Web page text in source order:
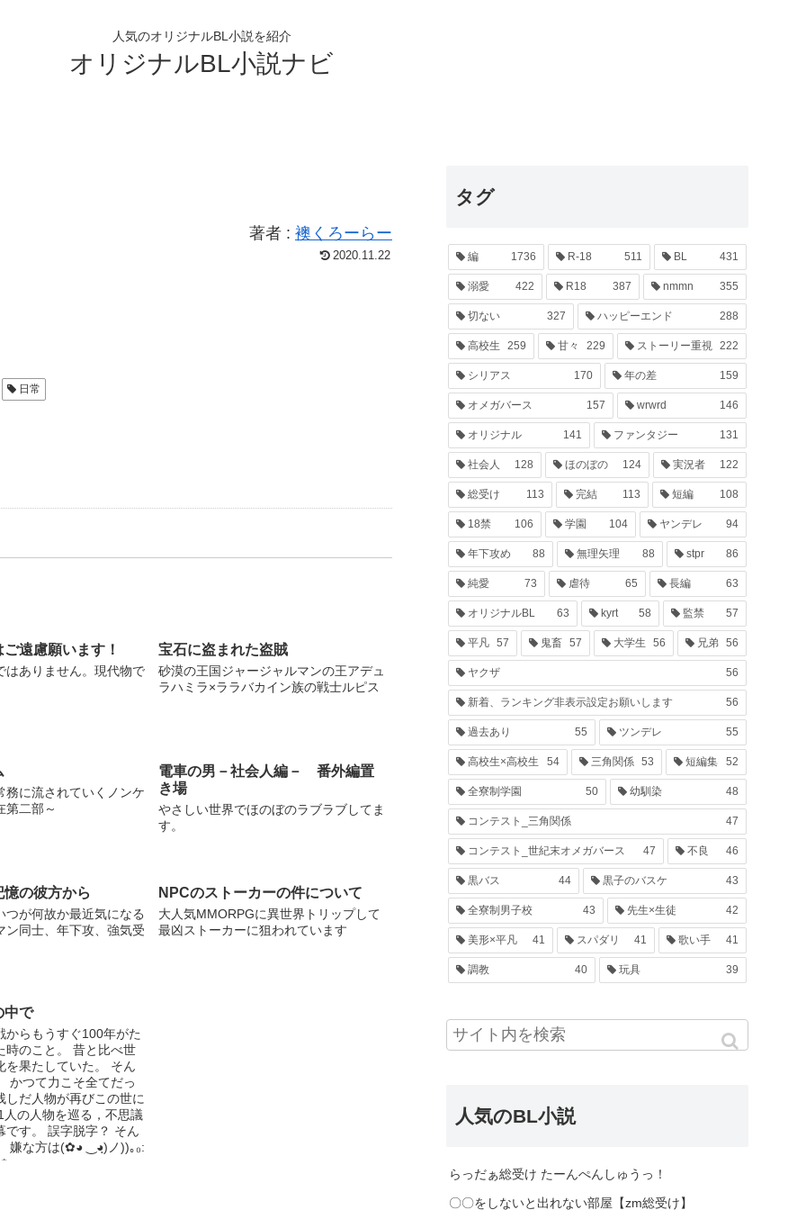
人気のオリジナルBL小説を紹介
オリジナルBL小説ナビ
著者 : 襖くろーらー
2020.11.22
日常
遠慮願います！
はありません。現代物で
宝石に盗まれた盗賊
砂漠の王国ジャージャルマンの王アデュ
ラハミラ×ララバカイン族の戦士ルピス
務に流されていくノンケ
第二部～
電車の男－社会人編－ 番外編置
き場
やさしい世界でほのぼのラブラブしてま
す。
の彼方から
つが何故か最近気になる
同士、年下攻、強気受
NPCのストーカーの件について
大人気MMORPGに異世界トリップして
最凶ストーカーに狙われています
中で
からもうすぐ100年がた
時のこと。 昔と比べ世
を果たしていた。 そん
かつて力こそ全てだっ
しだ人物が再びこの世に
の人物を巡る，不思議
です。 誤字脱字？ そん
嫌な方は(✿◕ ‿◕ฺ)ノ))｡₀:
タグ
編 1736 R-18 511 BL 431
溺愛 422 R18 387 nmmn 355
切ない 327 ハッピーエンド 288
高校生 259 甘々 229 ストーリー重視 222
シリアス 170 年の差 159
オメガバース 157 wrwrd 146
オリジナル 141 ファンタジー 131
社会人 128 ほのぼの 124 実況者 122
総受け 113 完結 113 短編 108
18禁 106 学園 104 ヤンデレ 94
年下攻め 88 無理矢理 88 stpr 86
純愛 73 虐待 65 長編 63
オリジナルBL 63 kyrt 58 監禁 57
平凡 57 鬼畜 57 大学生 56 兄弟 56
ヤクザ 56
新着、ランキング非表示設定お願いします 56
過去あり 55 ツンデレ 55
高校生×高校生 54 三角関係 53 短編集 52
全寮制学園 50 幼馴染 48
コンテスト_三角関係 47
コンテスト_世紀末オメガバース 47 不良 46
黒バス 44 黒子のバスケ 43
全寮制男子校 43 先生×生徒 42
美形×平凡 41 スパダリ 41 歌い手 41
調教 40 玩具 39
人気のBL小説
らっだぁ総受け たーんぺんしゅうっ！
〇〇をしないと出れない部屋【zm総受け】